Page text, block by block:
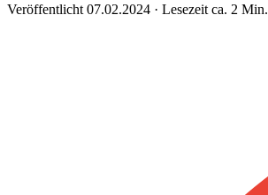
Veröffentlicht 07.02.2024 · Lesezeit ca. 2 Min.